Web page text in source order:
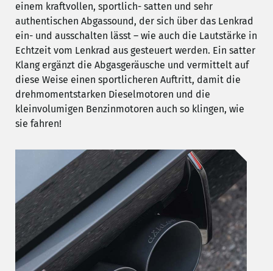
einem kraftvollen, sportlich- satten und sehr
authentischen Abgassound, der sich über das Lenkrad
ein- und ausschalten lässt – wie auch die Lautstärke in
Echtzeit vom Lenkrad aus gesteuert werden. Ein satter
Klang ergänzt die Abgasgeräusche und vermittelt auf
diese Weise einen sportlicheren Auftritt, damit die
drehmomentstarken Dieselmotoren und die
kleinvolumigen Benzinmotoren auch so klingen, wie
sie fahren!